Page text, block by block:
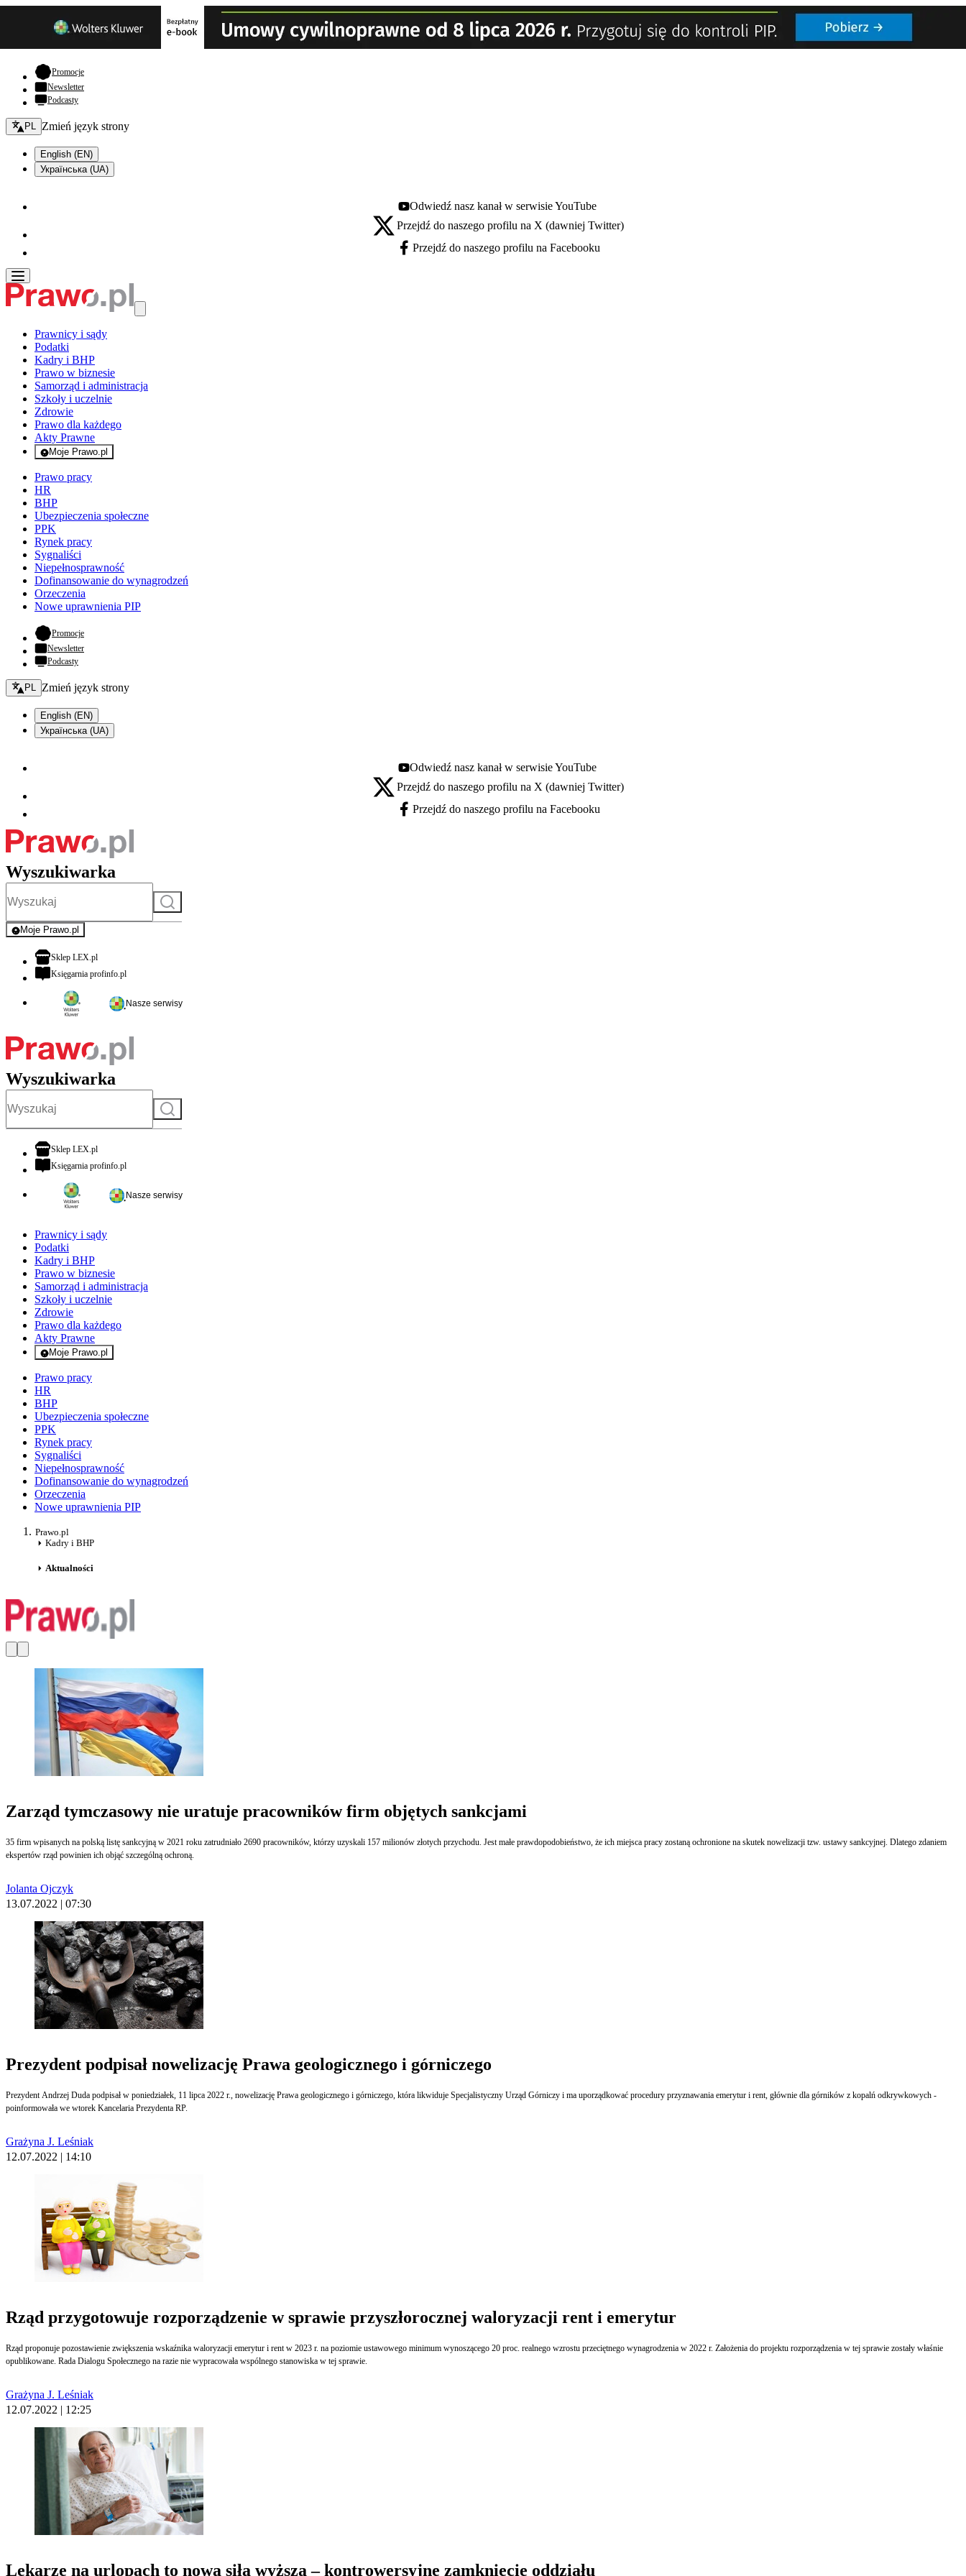
Promocje- otwiera się w nowej karcie
Newsletter
Podcasty
Zmień język - bieżący:
PL Zmień język strony
English (EN)
Українська (UA)
Youtube - otwiera się w nowej karcie
Odwiedź nasz kanał w serwisie YouTube
X - otwiera się w nowej karcie
Przejdź do naszego profilu na X (dawniej Twitter)
Facebook - otwiera się w nowej karcie
Przejdź do naszego profilu na Facebooku
Prawnicy i sądy
Podatki
Kadry i BHP
Prawo w biznesie
Samorząd i administracja
Szkoły i uczelnie
Zdrowie
Prawo dla każdego
Akty Prawne
Moje Prawo.pl
- rejestracja i logowanie do serwisu
Prawo pracy
HR
BHP
Ubezpieczenia społeczne
PPK
Rynek pracy
Sygnaliści
Niepełnosprawność
Dofinansowanie do wynagrodzeń
Orzeczenia
Nowe uprawnienia PIP
Promocje- otwiera się w nowej karcie
Newsletter
Podcasty
Zmień język - bieżący:
PL Zmień język strony
English (EN)
Українська (UA)
Youtube - otwiera się w nowej karcie
Odwiedź nasz kanał w serwisie YouTube
X - otwiera się w nowej karcie
Przejdź do naszego profilu na X (dawniej Twitter)
Facebook - otwiera się w nowej karcie
Przejdź do naszego profilu na Facebooku
Wyszukiwarka
Szukaj
Moje Prawo.pl
- rejestracja i logowanie do serwisu
Sklep LEX.plotwiera się w nowej karcie
Księgarnia profinfo.plotwiera się w nowej karcie
Nasze serwisy
Wyszukiwarka
Szukaj
Sklep LEX.plotwiera się w nowej karcie
Księgarnia profinfo.plotwiera się w nowej karcie
Nasze serwisy
Prawnicy i sądy
Podatki
Kadry i BHP
Prawo w biznesie
Samorząd i administracja
Szkoły i uczelnie
Zdrowie
Prawo dla każdego
Akty Prawne
Moje Prawo.pl
- rejestracja i logowanie do serwisu
Prawo pracy
HR
BHP
Ubezpieczenia społeczne
PPK
Rynek pracy
Sygnaliści
Niepełnosprawność
Dofinansowanie do wynagrodzeń
Orzeczenia
Nowe uprawnienia PIP
Prawo.pl
Kadry i BHP
Aktualności
Zarząd tymczasowy nie uratuje pracowników firm objętych sankcjami
35 firm wpisanych na polską listę sankcyjną w 2021 roku zatrudniało 2690 pracowników, którzy uzyskali 157 milionów złotych przychodu. Jest małe prawdopodobieństwo, że ich miejsca pracy zostaną ochronione na skutek nowelizacji tzw. ustawy sankcyjnej. Dlatego zdaniem
ekspertów rząd powinien ich objąć szczególną ochroną.
Jolanta Ojczyk
13.07.2022 | 07:30
Prezydent podpisał nowelizację Prawa geologicznego i górniczego
Prezydent Andrzej Duda podpisał w poniedziałek, 11 lipca 2022 r., nowelizację Prawa geologicznego i górniczego, która likwiduje Specjalistyczny Urząd Górniczy i ma uporządkować procedury przyznawania emerytur i rent, głównie dla górników z kopalń odkrywkowych -
poinformowała we wtorek Kancelaria Prezydenta RP.
Grażyna J. Leśniak
12.07.2022 | 14:10
Rząd przygotowuje rozporządzenie w sprawie przyszłorocznej waloryzacji rent i emerytur
Rząd proponuje pozostawienie zwiększenia wskaźnika waloryzacji emerytur i rent w 2023 r. na poziomie ustawowego minimum wynoszącego 20 proc. realnego wzrostu przeciętnego wynagrodzenia w 2022 r. Założenia do projektu rozporządzenia w tej sprawie zostały właśnie
opublikowane. Rada Dialogu Społecznego na razie nie wypracowała wspólnego stanowiska w tej sprawie.
Grażyna J. Leśniak
12.07.2022 | 12:25
Lekarze na urlopach to nowa siła wyższa – kontrowersyjne zamknięcie oddziału